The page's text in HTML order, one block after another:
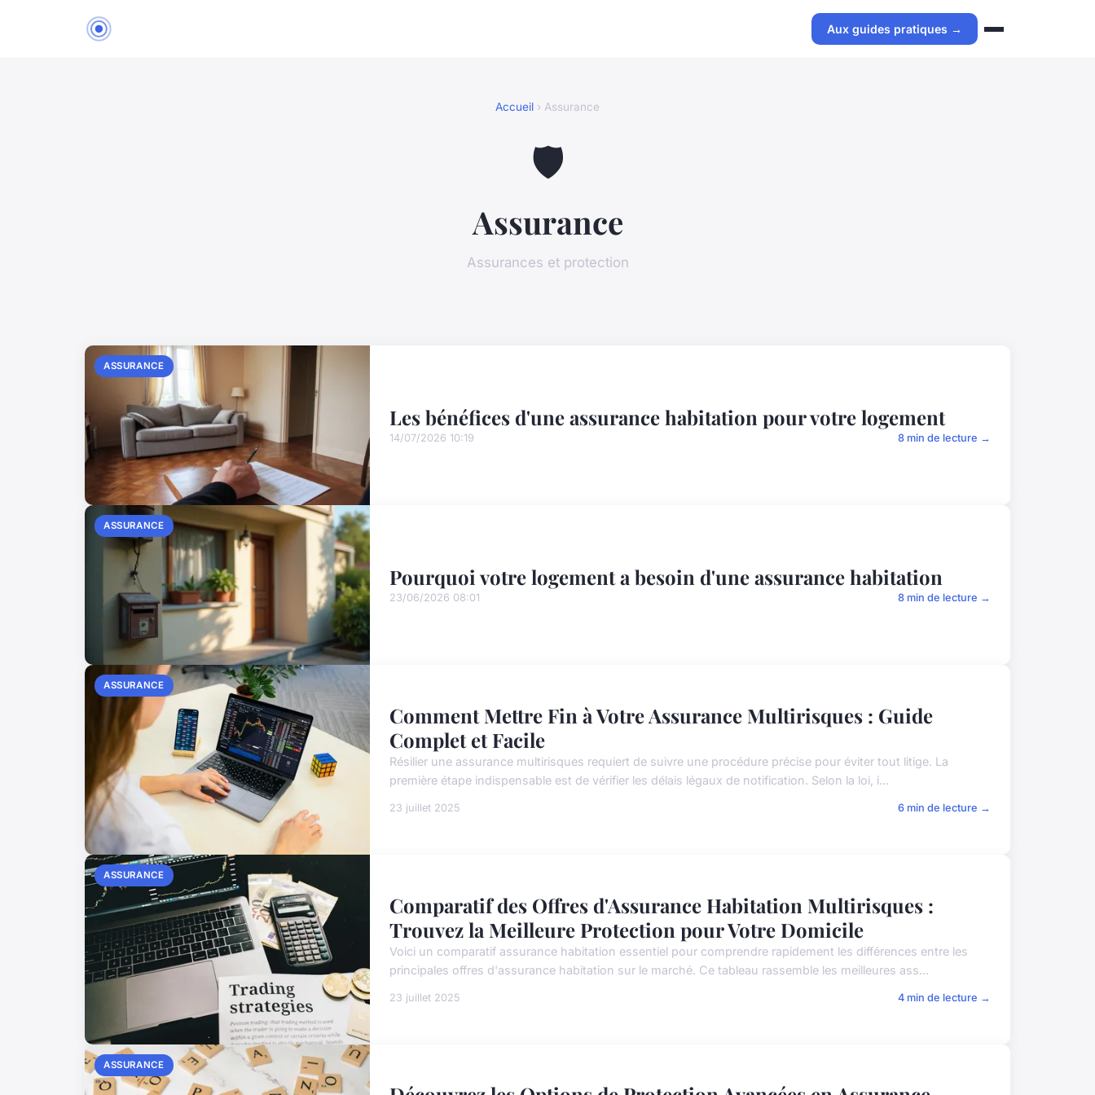
Aux guides pratiques →
Accueil › Assurance
🛡️
Assurance
Assurances et protection
ASSURANCE
Les bénéfices d'une assurance habitation pour votre logement
14/07/2026 10:19 8 min de lecture →
ASSURANCE
Pourquoi votre logement a besoin d'une assurance habitation
23/06/2026 08:01 8 min de lecture →
ASSURANCE
Comment Mettre Fin à Votre Assurance Multirisques : Guide
Complet et Facile
Résilier une assurance multirisques requiert de suivre une procédure précise pour éviter tout litige. La
première étape indispensable est de vérifier les délais légaux de notification. Selon la loi, i...
23 juillet 2025 6 min de lecture →
ASSURANCE
Comparatif des Offres d'Assurance Habitation Multirisques :
Trouvez la Meilleure Protection pour Votre Domicile
Voici un comparatif assurance habitation essentiel pour comprendre rapidement les différences entre les
principales offres d'assurance habitation sur le marché. Ce tableau rassemble les meilleures ass...
23 juillet 2025 4 min de lecture →
ASSURANCE